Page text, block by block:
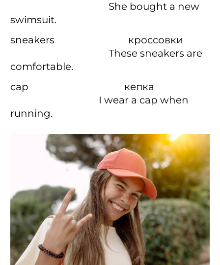
She bought a new
swimsuit.
sneakers кроссовки
These sneakers are
comfortable.
cap кепка
I wear a cap when
running.